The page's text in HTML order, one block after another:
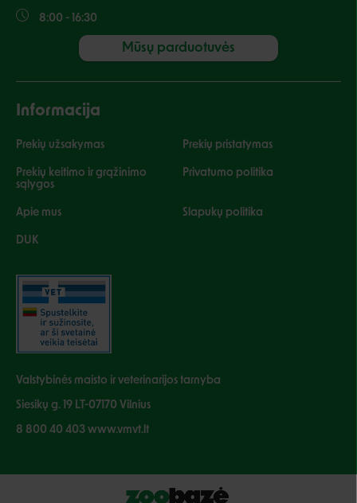
8:00 - 16:30
Mūsų parduotuvės
Informacija
Prekių užsakymas Prekių pristatymas
Prekių keitimo ir grąžinimo
sąlygos
Privatumo politika
Apie mus Slapukų politika
DUK
Valstybinės maisto ir veterinarijos tarnyba
Siesikų g. 19 LT-07170 Vilnius
8 800 40 403 www.vmvt.lt